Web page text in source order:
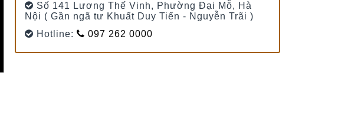
Số 141 Lương Thế Vinh, Phường Đại Mỗ, Hà
Nội ( Gần ngã tư Khuất Duy Tiến - Nguyễn Trãi )
Hotline:
097 262 0000